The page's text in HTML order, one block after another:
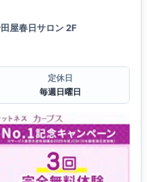
屋春日サロン 2F
定休日
毎週日曜日